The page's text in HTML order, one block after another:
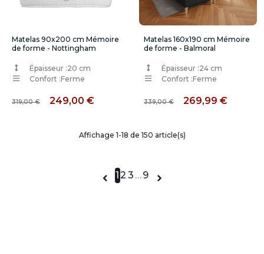
Matelas 90x200 cm Mémoire
de forme - Nottingham
Épaisseur :20 cm
Confort :Ferme
319,00 € 249,00 €
Matelas 160x190 cm Mémoire
de forme - Balmoral
Épaisseur :24 cm
Confort :Ferme
339,00 € 269,99 €
Affichage 1-18 de 150 article(s)
 12 3 …9 